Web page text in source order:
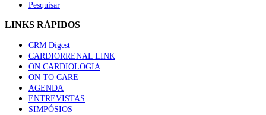
Pesquisar
LINKS RÁPIDOS
CRM Digest
CARDIORRENAL LINK
ON CARDIOLOGIA
ON TO CARE
AGENDA
ENTREVISTAS
SIMPÓSIOS